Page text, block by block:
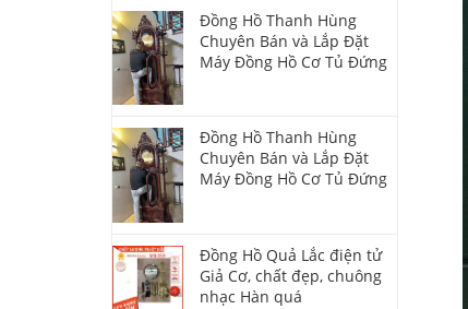
Đồng Hồ Thanh Hùng
Chuyên Bán và Lắp Đặt
Máy Đồng Hồ Cơ Tủ Đứng
Đồng Hồ Thanh Hùng
Chuyên Bán và Lắp Đặt
Máy Đồng Hồ Cơ Tủ Đứng
Đồng Hồ Quả Lắc điện tử
Giả Cơ, chất đẹp, chuông
nhạc Hàn quá